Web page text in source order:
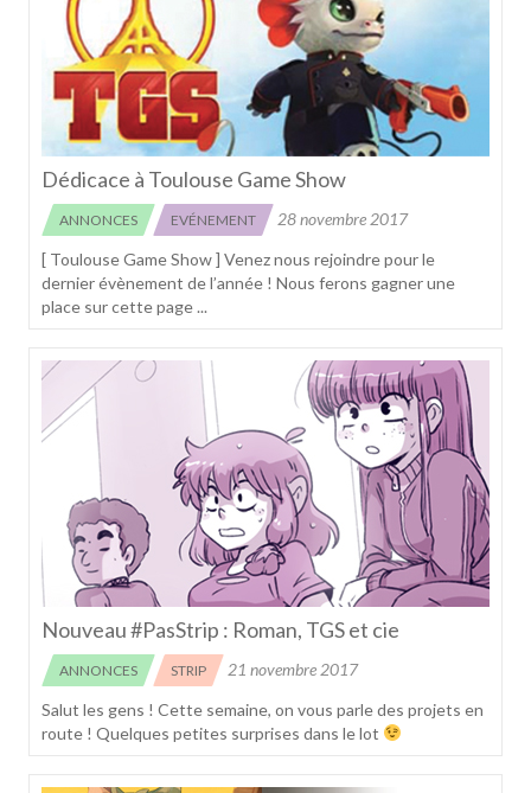
Dédicace à Toulouse Game Show
ANNONCES EVÉNEMENT
28 novembre 2017
[ Toulouse Game Show ] Venez nous rejoindre pour le
dernier évènement de l’année ! Nous ferons gagner une
place sur cette page ...
Nouveau #PasStrip : Roman, TGS et cie
ANNONCES STRIP
21 novembre 2017
Salut les gens ! Cette semaine, on vous parle des projets en
route ! Quelques petites surprises dans le lot